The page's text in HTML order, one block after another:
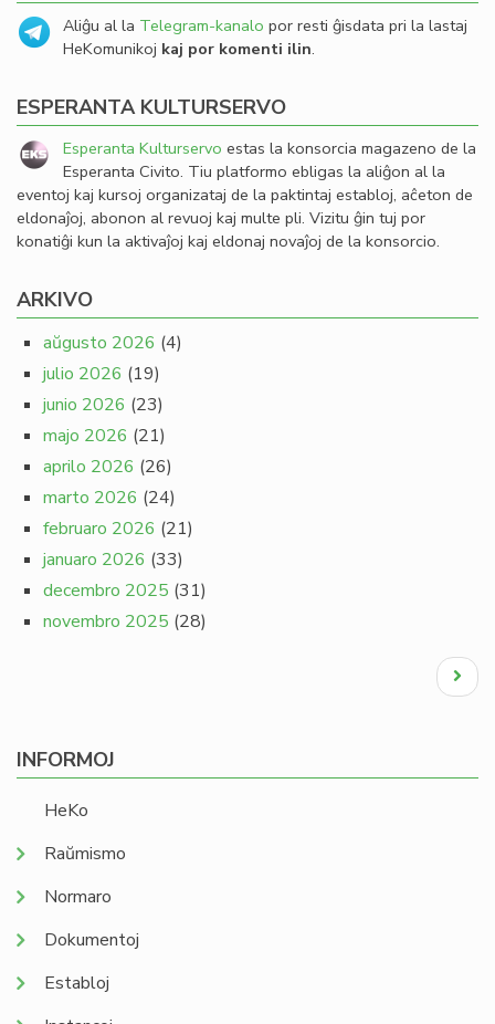
Aliĝu al la Telegram-kanalo por resti ĝisdata pri la lastaj
HeKomunikoj kaj por komenti ilin.
ESPERANTA KULTURSERVO
Esperanta Kulturservo estas la konsorcia magazeno de la
Esperanta Civito. Tiu platformo ebligas la aliĝon al la
eventoj kaj kursoj organizataj de la paktintaj establoj, aĉeton de
eldonaĵoj, abonon al revuoj kaj multe pli. Vizitu ĝin tuj por
konatiĝi kun la aktivaĵoj kaj eldonaj novaĵoj de la konsorcio.
ARKIVO
aŭgusto 2026 (4)
julio 2026 (19)
junio 2026 (23)
majo 2026 (21)
aprilo 2026 (26)
marto 2026 (24)
februaro 2026 (21)
januaro 2026 (33)
decembro 2025 (31)
novembro 2025 (28)
Next
page
INFORMOJ
HeKo
Raŭmismo
Normaro
Dokumentoj
Establoj